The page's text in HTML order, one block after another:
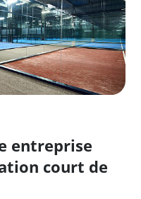
entreprise
court de